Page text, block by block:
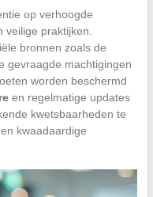
op verhoogde
praktijken.
bronnen zoals de
gevraagde machtigingen
worden beschermd
en regelmatige updates
kwetsbaarheden te
kwaadaardige